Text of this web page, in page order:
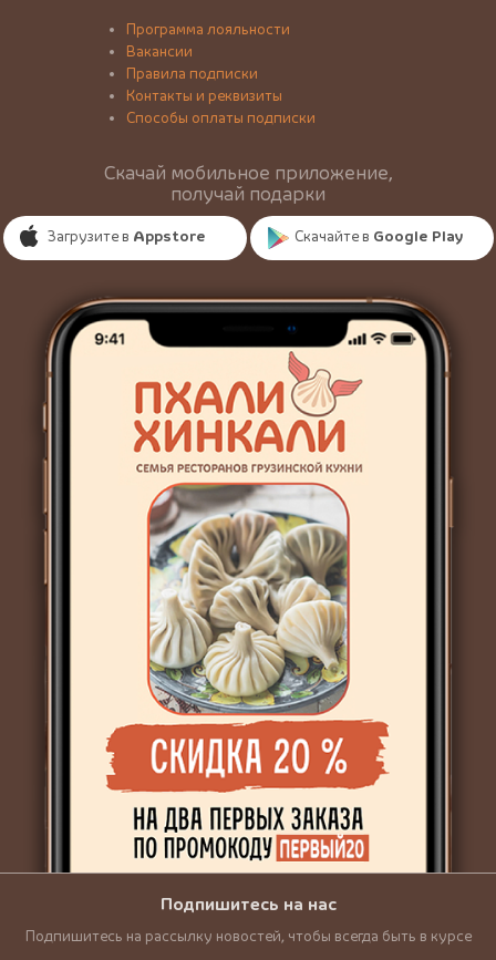
Программа лояльности
Вакансии
Правила подписки
Контакты и реквизиты
Способы оплаты подписки
Скачай мобильное приложение,
получай подарки
Загрузите в Appstore Скачайте в Google Play
Подпишитесь на нас
Подпишитесь на рассылку новостей, чтобы всегда быть в курсе